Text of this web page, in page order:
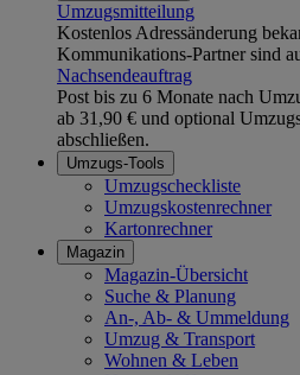
Umzugsmitteilung
Kostenlos Adressänderung
Kommunikations-Partner sind
Nachsendeauftrag
Post bis zu 6 Monate nach
ab 31,90 € und optional
abschließen.
Umzugs-Tools
Umzugscheckliste
Umzugskostenrechner
Kartonrechner
Magazin
Magazin-Übersicht
Suche & Planung
An-, Ab- & Ummeldung
Umzug & Transport
Wohnen & Leben